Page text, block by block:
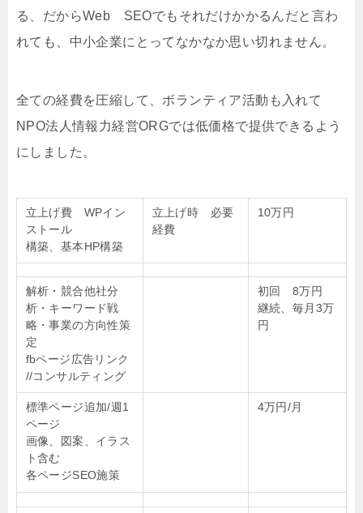
る、だからWeb SEOでもそれだけかかるんだと言わ
れても、中小企業にとってなかなか思い切れません。
全ての経費を圧縮して、ボランティア活動も入れて
NPO法人情報力経営ORGでは低価格で提供できるよう
にしました。
立上げ費 WPイン
ストール
構築、基本HP構築
立上げ時 必要
経費
10万円
解析・競合他社分
析・キーワード戦
略・事業の方向性策
定
fbページ広告リンク
//コンサルティング
初回 8万円
継続、毎月3万
円
標準ページ追加/週1
ページ
画像、図案、イラス
ト含む
各ページSEO施策
4万円/月